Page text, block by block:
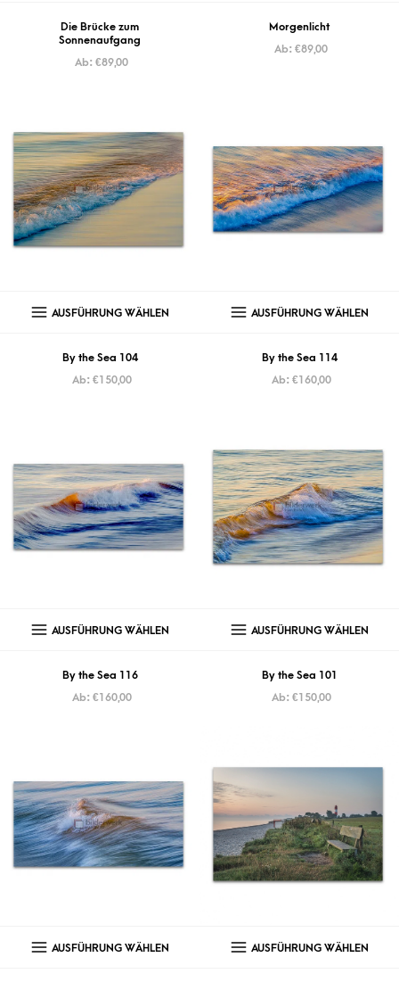
Die Brücke zum
Sonnenaufgang
Ab: €89,00
Morgenlicht
Ab: €89,00
AUSFÜHRUNG WÄHLEN
By the Sea 104
Ab: €150,00
AUSFÜHRUNG WÄHLEN
By the Sea 114
Ab: €160,00
AUSFÜHRUNG WÄHLEN
By the Sea 116
Ab: €160,00
AUSFÜHRUNG WÄHLEN
By the Sea 101
Ab: €150,00
AUSFÜHRUNG WÄHLEN AUSFÜHRUNG WÄHLEN